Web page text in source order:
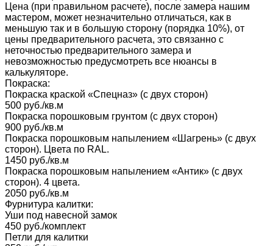
Цена (при правильном расчете), после замера нашим
мастером, может незначительно отличаться, как в
меньшую так и в большую сторону (порядка 10%), от
цены предварительного расчета, это связанно с
неточностью предварительного замера и
невозможностью предусмотреть все нюансы в
калькуляторе.
Покраска:
Покраска краской «‎Спецназ» (с двух сторон)
500 руб./кв.м
Покраска порошковым грунтом (с двух сторон)
900 руб./кв.м
Покраска порошковым напылением «Шагрень» (с двух
сторон). Цвета по RAL.
1450 руб./кв.м
Покраска порошковым напылением «Антик» (с двух
сторон). 4 цвета.
2050 руб./кв.м
Фурнитура калитки:
Уши под навесной замок
450 руб./комплект
Петли для калитки